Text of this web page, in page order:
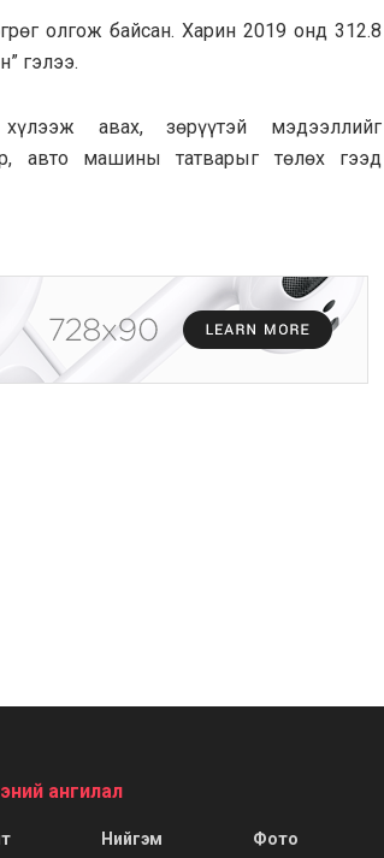
олгож байсан. Харин 2019 онд 312.8
гэлээ.
авах, зөрүүтэй мэдээллийг
авто машины татварыг төлөх гээд
ангилал
Нийгэм
Фото